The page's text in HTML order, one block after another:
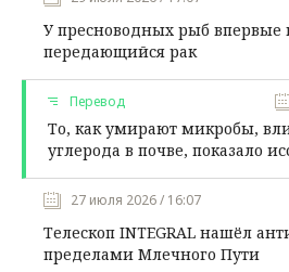
У пресноводных рыб
передающийся рак
Перевод
То, как умирают микробы,
углерода в почве, показало
27 июля 2026 / 16:07
Телескоп INTEGRAL нашёл
пределами Млечного Пути